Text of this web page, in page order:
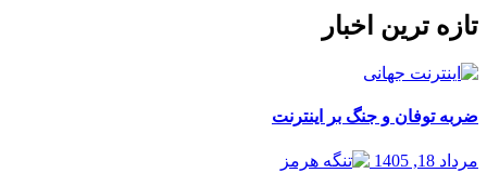
تازه ترین اخبار
ضربه توفان و جنگ بر اینترنت
مرداد 18, 1405